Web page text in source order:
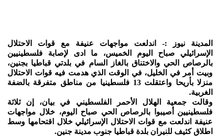
المدينة نيوز :- اندلعت مواجهات عنيفة مع قوات الاحتلال
الإسرائيلي صباح اليوم الخميس، ما ادى لإصابة فلسطينيين
بالرصاص الحي والاختناق بالغاز السام في بلدتي قباطيا بجنين،
وبيت أمر في الخليل، في الوقت الذي هدمت فيه قوات الاحتلال
منزلا بأريحا واعتقلت 13 فلسطينيا من مناطق متفرقة بالضفة
الغربية.
وقالت جمعية الهلال الأحمر الفلسطيني في بيان، إن ثلاثة
فلسطينيين أصيبوا بالرصاص الحي صباح اليوم، خلال مواجهات
عنيفة اندلعت مع قوات الاحتلال الإسرائيلي خلال اقتحامها وسط
اطلاق كثيف للنيران بلدة قباطيا جنوب مدينة جنين.